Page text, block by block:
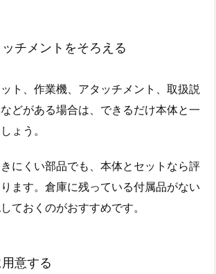
チメントをそろえる
ト、作業機、アタッチメント、取扱説
どがある場合は、できるだけ本体と一
ょう。
にくい部品でも、本体とセットなら評
ます。倉庫に残っている付属品がない
ておくのがおすすめです。
意する